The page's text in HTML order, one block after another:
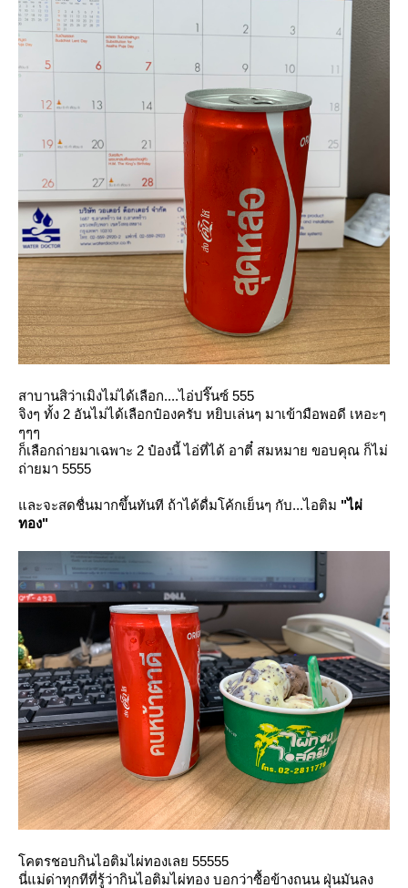
สาบานสิว่าเมิงไม่ได้เลือก....ไอ่ปริ๊นซ์ 555
จิงๆ ทั้ง 2 อันไม่ได้เลือกป๋องครับ หยิบเล่นๆ มาเข้ามือพอดี เหอะๆ
ๆๆๆ
ก็เลือกถ่ายมาเฉพาะ 2 ป๋องนี้ ไอ่ที่ได้ อาตี๋ สมหมาย ขอบคุณ ก็ไม่
ถ่ายมา 5555
ละจะสดชื่นมากขึ้นทันที ถ้าได้ดื่มโค้กเย็นๆ กับ...ไอติม "ไผ่
ทอง"
คตรชอบกินไอติมไผ่ทองเลย 55555
นี่แม่ด่าทุกทีที่รู้ว่ากินไอติมไผ่ทอง บอกว่าซื้อข้างถนน ฝุ่นมันลง